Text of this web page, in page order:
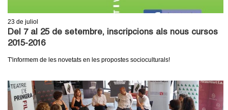
23 de juliol
Del 7 al 25 de setembre, inscripcions als nous cursos
2015-2016
T'informem de les novetats en les propostes socioculturals!